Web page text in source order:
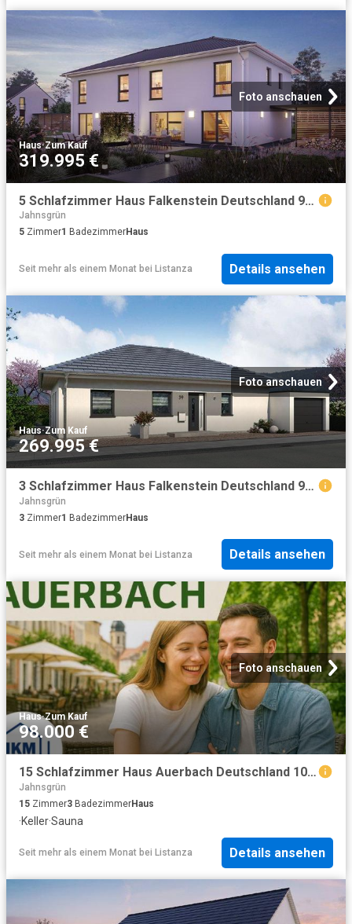
Foto anschauen
Haus·Zum Kauf
319.995 €
5 Schlafzimmer Haus Falkenstein Deutschland 98793667
Jahnsgrün
5 Zimmer1 BadezimmerHaus
Seit mehr als einem Monat bei Listanza Details ansehen
Foto anschauen
Haus·Zum Kauf
269.995 €
3 Schlafzimmer Haus Falkenstein Deutschland 98793664
Jahnsgrün
3 Zimmer1 BadezimmerHaus
Seit mehr als einem Monat bei Listanza Details ansehen
Foto anschauen
Haus·Zum Kauf
98.000 €
15 Schlafzimmer Haus Auerbach Deutschland 100313905
Jahnsgrün
15 Zimmer3 BadezimmerHaus
·Keller·Sauna
Seit mehr als einem Monat bei Listanza Details ansehen